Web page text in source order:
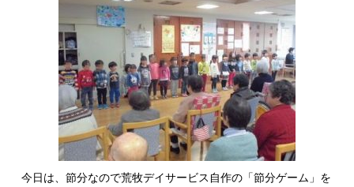
今日は、節分なので荒牧デイサービス自作の「節分ゲーム」を